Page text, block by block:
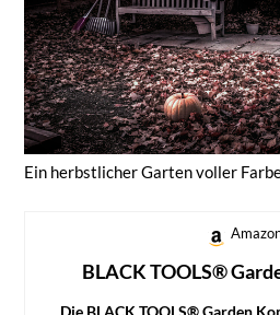
Ein herbstlicher Garten voller
BLACK TOOLS®
Die BLACK TOOLS® Garden